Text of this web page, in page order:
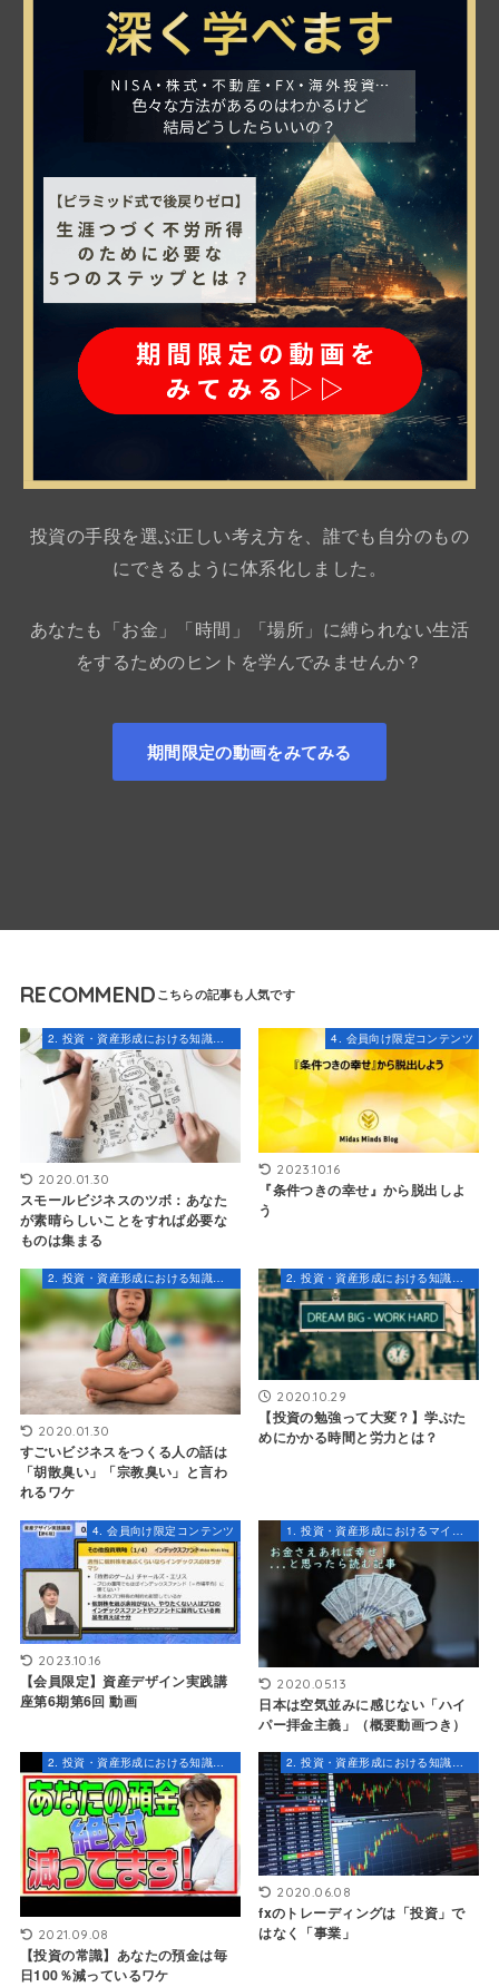
投資の手段を選ぶ正しい考え方を、誰でも自分のもの
にできるように体系化しました。
あなたも「お金」「時間」「場所」に縛られない生活
をするためのヒントを学んでみませんか？
期間限定の動画をみてみる
RECOMMEND
2. 投資・資産形成における知識とスキル
2020.01.30
スモールビジネスのツボ：あなた
が素晴らしいことをすれば必要な
ものは集まる
4. 会員向け限定コンテンツ
2023.10.16
『条件つきの幸せ』から脱出しよ
う
2. 投資・資産形成における知識とスキル
2020.01.30
すごいビジネスをつくる人の話は
「胡散臭い」「宗教臭い」と言わ
れるワケ
2. 投資・資産形成における知識とスキル
2020.10.29
【投資の勉強って大変？】学ぶた
めにかかる時間と労力とは？
4. 会員向け限定コンテンツ
2023.10.16
【会員限定】資産デザイン実践講
座第6期第6回 動画
2020.05.13
日本は空気並みに感じない「ハイ
パー拝金主義」（概要動画つき）
2. 投資・資産形成における知識とスキル
2021.09.08
【投資の常識】あなたの預金は毎
日100％減っているワケ
2. 投資・資産形成における知識とスキル
2020.06.08
fxのトレーディングは「投資」で
はなく「事業」